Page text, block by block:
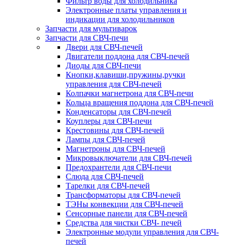
Электронные платы управления и
индикации для холодильников
Запчасти для мультиварок
Запчасти для СВЧ-печи
Двери для СВЧ-печей
Двигатели поддона для СВЧ-печей
Диоды для СВЧ-печи
Кнопки,клавиши,пружины,ручки
управления для СВЧ-печей
Колпачки магнетрона для СВЧ-печи
Кольца вращения поддона для СВЧ-печей
Конденсаторы для СВЧ-печей
Коуплеры для СВЧ-печи
Крестовины для СВЧ-печей
Лампы для СВЧ-печей
Магнетроны для СВЧ-печей
Микровыключатели для СВЧ-печей
Предохрантели для СВЧ-печи
Слюда для СВЧ-печей
Тарелки для СВЧ-печей
Трансформаторы для СВЧ-печей
ТЭНы конвекции для СВЧ-печей
Сенсорные панели для СВЧ-печей
Средства для чистки СВЧ- печей
Электронные модули управления для СВЧ-
печей